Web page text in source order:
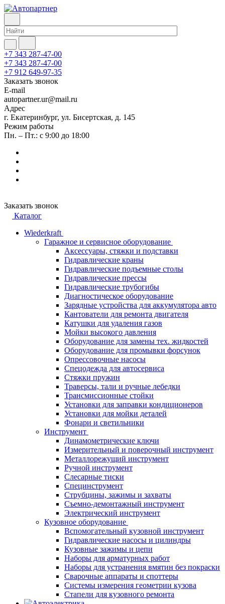
+7 343 287-47-00
+7 343 287-47-00
+7 912 649-97-35
Заказать звонок
E-mail
autopartner.ur@mail.ru
Адрес
г. Екатеринбург, ул. Бисертская, д. 145
Режим работы
Пн. – Пт.: с 9:00 до 18:00
Заказать звонок
Каталог
Wiederkraft
Гаражное и сервисное оборудование
Аксессуары, стяжки и подставки
Гидравлические краны
Гидравлические подъемные столы
Гидравлические прессы
Гидравлические трубогибы
Диагностическое оборудование
Зарядные устройства для аккумулятора авто
Кантователи для ремонта двигателя
Катушки для удаления газов
Мойки высокого давления
Оборудование для замены тех. жидкостей
Оборудование для промывки форсунок
Опрессовочные насосы
Спецодежда для автосервиса
Стяжки пружин
Траверсы, тали и ручные лебедки
Трансмиссионные стойки
Установки для заправки кондиционеров
Установки для мойки деталей
Фонари и светильники
Инструмент
Динамометрические ключи
Измерительный и поверочный инструмент
Металлорежущий инструмент
Ручной инструмент
Слесарные тиски
Специнструмент
Струбцины, зажимы и захваты
Съемно-демонтажный инструмент
Электрический инструмент
Кузовное оборудование
Вспомогательный кузовной инструмент
Гидравлические насосы и цилиндры
Кузовные зажимы и цепи
Наборы для арматурных работ
Наборы для устранения вмятин без покраски
Сварочные аппараты и споттеры
Системы измерения геометрии кузова
Стапели для кузовного ремонта